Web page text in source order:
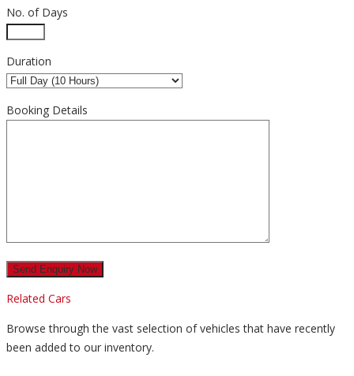
No. of Days
Duration
Booking Details
Related Cars
Browse through the vast selection of vehicles that have recently
been added to our inventory.